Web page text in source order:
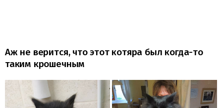
Аж не верится, что этот котяра был когда-то
таким крошечным